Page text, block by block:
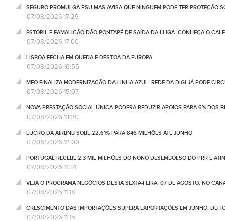
SEGURO PROMULGA PSU MAS AVISA QUE NINGUÉM PODE TER PROTEÇÃO
07/08/2026 17:29
ESTORIL E FAMALICÃO DÃO PONTAPÉ DE SAÍDA DA I LIGA. CONHEÇA O
07/08/2026 17:00
LISBOA FECHA EM QUEDA E DESTOA DA EUROPA
07/08/2026 16:55
MEO FINALIZA MODERNIZAÇÃO DA LINHA AZUL. REDE DA DIGI JÁ PODE
07/08/2026 15:07
NOVA PRESTAÇÃO SOCIAL ÚNICA PODERÁ REDUZIR APOIOS PARA 6% DOS
07/08/2026 13:20
LUCRO DA AIRBNB SOBE 22,61% PARA 846 MILHÕES ATÉ JUNHO
07/08/2026 12:00
PORTUGAL RECEBE 2,3 MIL MILHÕES DO NONO DESEMBOLSO DO PRR E
07/08/2026 11:34
VEJA O PROGRAMA NEGÓCIOS DESTA SEXTA-FEIRA, 07 DE AGOSTO, NO
07/08/2026 11:18
CRESCIMENTO DAS IMPORTAÇÕES SUPERA EXPORTAÇÕES EM JUNHO.
07/08/2026 11:15